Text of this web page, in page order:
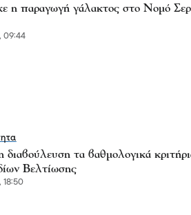
η παραγωγή γάλακτος στο Νομό
09:44
διαβούλευση τα βαθμολογικά
Βελτίωσης
18:50